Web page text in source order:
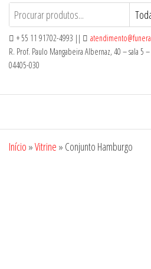
Coroa de Flores para
+ 55 11 91702-4993 ||
R. Prof. Paulo Mangabeira Albernaz, 40 – sala 5
04405-030
Início »Vitrine » Conjunto Hamburgo